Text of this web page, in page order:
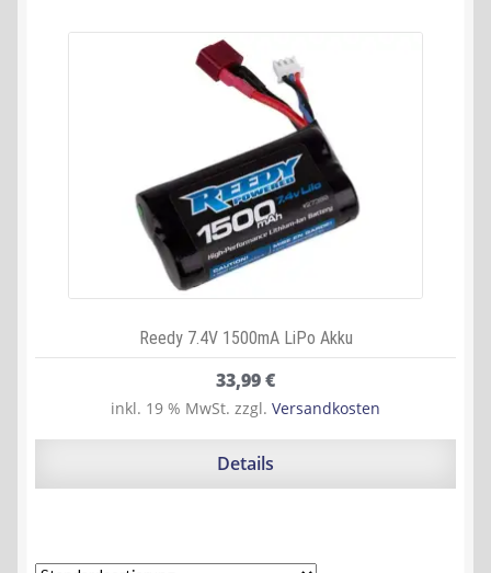
Reedy 7.4V 1500mA LiPo Akku
33,99€
inkl. 19 % MwSt. zzgl. Versandkosten
Details